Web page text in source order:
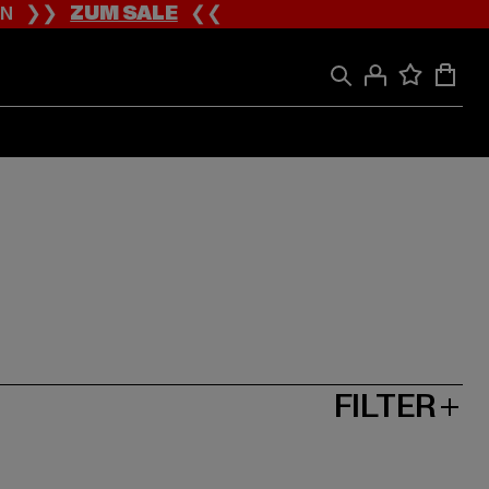
❯❯ZUM SALE❮❮
FILTER